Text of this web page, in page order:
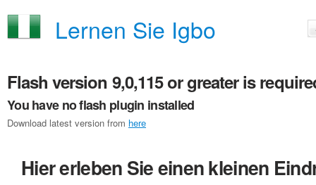
Lernen Sie Igbo
Flash version 9,0,115 or greater is
You have no flash plugin installed
Download latest version from here
Hier erleben Sie einen kleinen